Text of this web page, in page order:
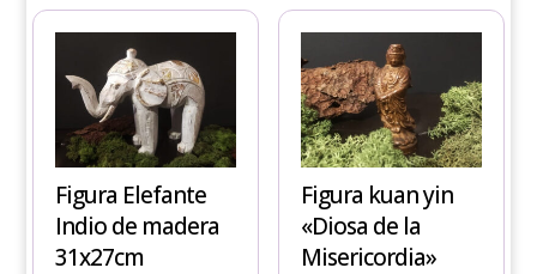
Figura Elefante
Indio de madera
31x27cm
Figura kuan yin
«Diosa de la
Misericordia»